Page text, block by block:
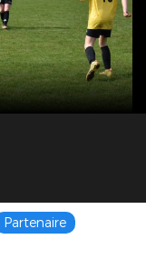
Partenaire